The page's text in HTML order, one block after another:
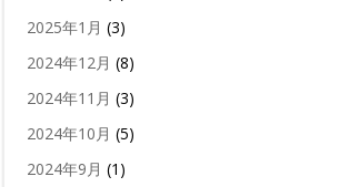
2025年1月 (3)
2024年12月 (8)
2024年11月 (3)
2024年10月 (5)
2024年9月 (1)